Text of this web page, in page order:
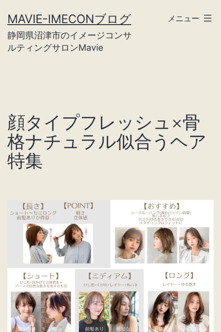
ン
テ
キ
ッ
プ
MAVIE-IMECONブログ
静岡県沼津市のイメージコンサ
ルティングサロンMavie
メニュー
顔タイプフレッシュ×骨
格ナチュラル似合うヘア
特集